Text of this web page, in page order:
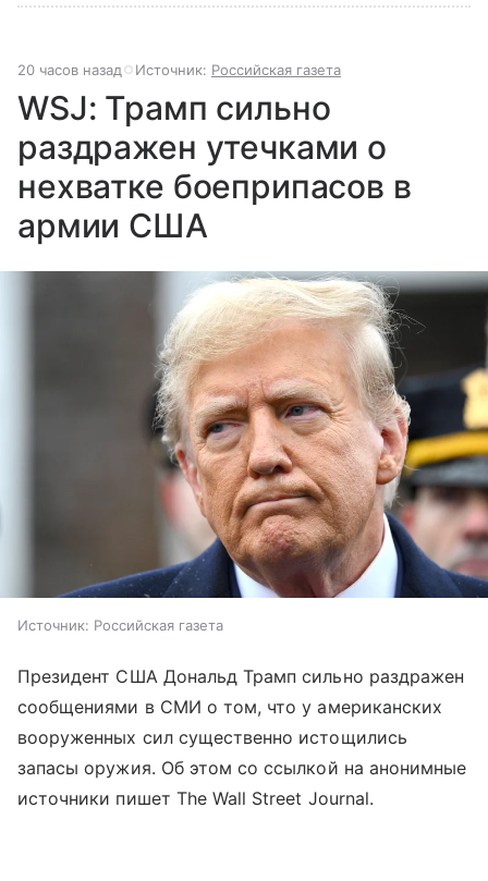
20 часов назад Источник: Российская газета
WSJ: Трамп сильно
раздражен утечками о
нехватке боеприпасов в
армии США
Источник: Российская газета
Президент США Дональд Трамп сильно раздражен
сообщениями в СМИ о том, что у американских
вооруженных сил существенно истощились
запасы оружия. Об этом со ссылкой на анонимные
источники пишет The Wall Street Journal.